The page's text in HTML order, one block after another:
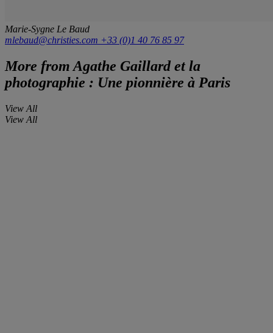
Marie-Sygne Le Baud
mlebaud@christies.com +33 (0)1 40 76 85 97
More from Agathe Gaillard et la
photographie : Une pionnière à Paris
View All
View All